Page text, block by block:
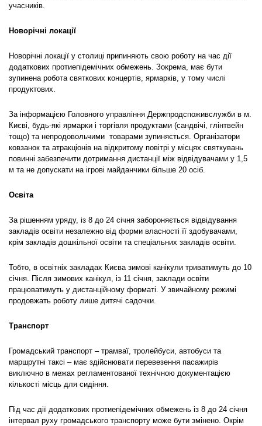
учасників.
Новорічні локації
Новорічні локації у столиці припиняють свою роботу на час дії
додаткових протиепідемічних обмежень. Зокрема, має бути
зупинена робота святкових концертів, ярмарків, у тому числі
продуктових.
За інформацією Головного управління Держпродспоживслужби в м.
Києві, будь-які ярмарки і торгівля продуктами (сандвічі, глінтвейн
тощо) та непродовольчими товарами зупиняється. Організатори
ковзанок та атракціонів на відкритому повітрі у місцях святкувань
повинні забезпечити дотримання дистанції між відвідувачами у 1,5
м та не допускати на ігрові майданчики більше 20 осіб.
Освіта
За рішенням уряду, із 8 до 24 січня забороняється відвідування
закладів освіти незалежно від форми власності її здобувачами,
крім закладів дошкільної освіти та спеціальних закладів освіти.
Тобто, в освітніх закладах Києва зимові канікули триватимуть до 10
січня. Після зимових канікул, із 11 січня, заклади освіти
працюватимуть у дистанційному форматі. У звичайному режимі
продовжать роботу лише дитячі садочки.
Транспорт
Громадський транспорт – трамваї, тролейбуси, автобуси та
маршрутні таксі – має здійснювати перевезення пасажирів
виключно в межах регламентованої технічною документацією
кількості місць для сидіння.
Під час дії додаткових протиепідемічних обмежень із 8 до 24 січня
інтервал руху громадського транспорту може бути змінено. Окрім